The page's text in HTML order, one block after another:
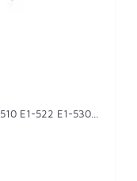
E1-522 E1-530...